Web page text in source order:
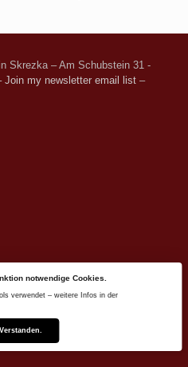
– Am Schubstein 31 -
Join my newsletter email list–
notwendige Cookies.
verwendet – weitere Infos in der